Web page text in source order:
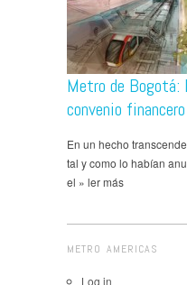
Metro de Bogotá:
convenio
En un hecho
tal y como lo habían
el » ler más
METRO AMERICAS
Log in